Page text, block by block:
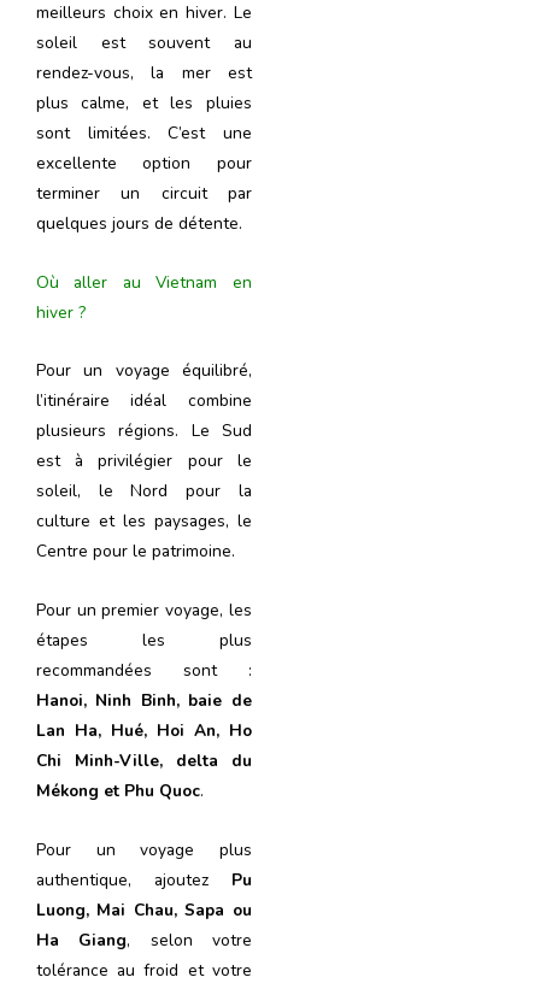
meilleurs choix en hiver. Le
soleil est souvent au
rendez-vous, la mer est
plus calme, et les pluies
sont limitées. C’est une
excellente option pour
terminer un circuit par
quelques jours de détente.
Où aller au Vietnam en
hiver ?
Pour un voyage équilibré,
l’itinéraire idéal combine
plusieurs régions. Le Sud
est à privilégier pour le
soleil, le Nord pour la
culture et les paysages, le
Centre pour le patrimoine.
Pour un premier voyage, les
étapes les plus
recommandées sont :
Hanoi, Ninh Binh, baie de
Lan Ha, Hué, Hoi An, Ho
Chi Minh-Ville, delta du
Mékong et Phu Quoc.
Pour un voyage plus
authentique, ajoutez Pu
Luong, Mai Chau, Sapa ou
Ha Giang, selon votre
tolérance au froid et votre